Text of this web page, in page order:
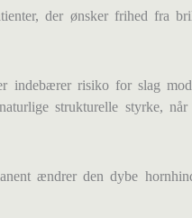
der ønsker frihed fra
indebærer risiko for slag
strukturelle styrke, når
ændrer den dybe